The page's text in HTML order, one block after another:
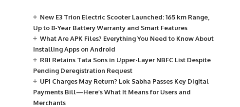
New E3 Trion Electric Scooter Launched: 165 km Range,
Up to 8-Year Battery Warranty and Smart Features
What Are APK Files? Everything You Need to Know About
Installing Apps on Android
RBI Retains Tata Sons in Upper-Layer NBFC List Despite
Pending Deregistration Request
UPI Charges May Return? Lok Sabha Passes Key Digital
Payments Bill—Here’s What It Means for Users and
Merchants